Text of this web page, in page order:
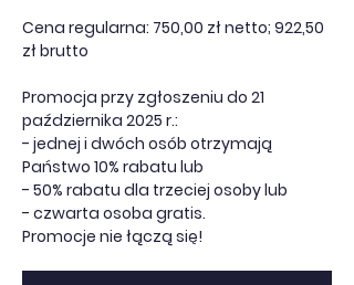
Cena regularna: 750,00 zł netto; 922,50
zł brutto
Promocja przy zgłoszeniu do 21
października 2025 r.:
- jednej i dwóch osób otrzymają
Państwo 10% rabatu lub
- 50% rabatu dla trzeciej osoby lub
- czwarta osoba gratis.